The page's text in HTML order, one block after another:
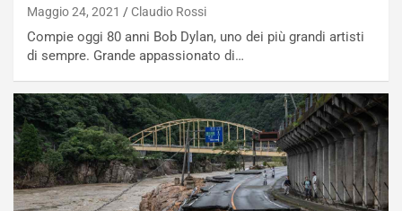
Maggio 24, 2021 Claudio Rossi
Compie oggi 80 anni Bob Dylan, uno dei più grandi artisti
di sempre. Grande appassionato di…